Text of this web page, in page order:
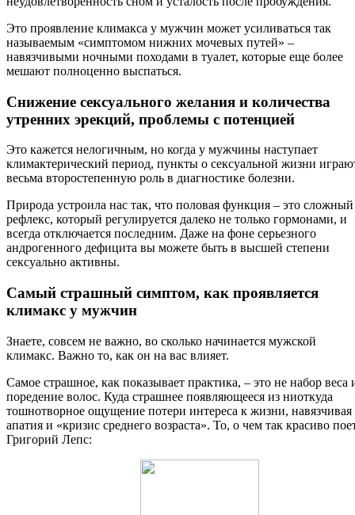
Это проявление климакса у мужчин может усиливаться так
называемым «симптомом нижних мочевых путей» –
навязчивыми ночными походами в туалет, которые еще более
мешают полноценно выспаться.
Снижение сексуального желания и количества
утренних эрекций, проблемы с потенцией
Это кажется нелогичным, но когда у мужчины наступает
климактерический период, пункты о сексуальной жизни
весьма второстепенную роль в диагностике болезни.
Природа устроила нас так, что половая функция – это сложный
рефлекс, который регулируется далеко не только гормонами, и
всегда отключается последним. Даже на фоне серьезного
андрогенного дефицита вы можете быть в высшей степени
сексуально активны.
Самый страшный симптом, как проявляется
климакс у мужчин
Знаете, совсем не важно, во сколько начинается мужской
климакс. Важно то, как он на вас влияет.
Самое страшное, как показывает практика, – это не набор веса
поредение волос. Куда страшнее появляющееся из ниоткуда
тошнотворное ощущение потери интереса к жизни, навязчивая
апатия и «кризис среднего возраста». То, о чем так красиво
Григорий Лепс: